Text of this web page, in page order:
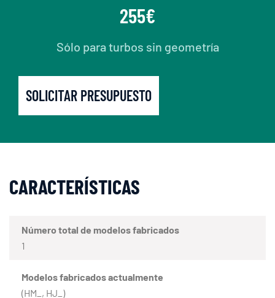
255€
Sólo para turbos sin geometría
SOLICITAR PRESUPUESTO
CARACTERÍSTICAS
Número total de modelos fabricados
1
Modelos fabricados actualmente
(HM_, HJ_)